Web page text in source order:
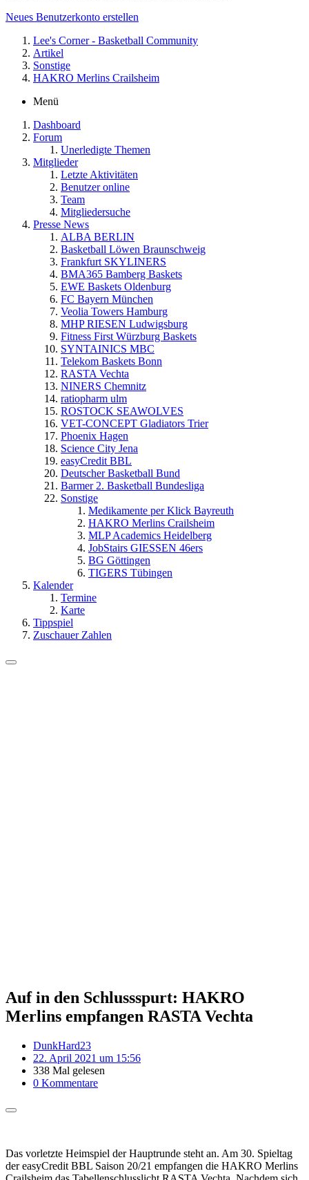
Neues Benutzerkonto erstellen
Lee's Corner - Basketball Community
Artikel
Sonstige
HAKRO Merlins Crailsheim
Menü
Dashboard
Forum
Unerledigte Themen
Mitglieder
Letzte Aktivitäten
Benutzer online
Team
Mitgliedersuche
Presse News
ALBA BERLIN
Basketball Löwen Braunschweig
Frankfurt SKYLINERS
BMA365 Bamberg Baskets
EWE Baskets Oldenburg
FC Bayern München
Veolia Towers Hamburg
MHP RIESEN Ludwigsburg
Fitness First Würzburg Baskets
SYNTAINICS MBC
Telekom Baskets Bonn
RASTA Vechta
NINERS Chemnitz
ratiopharm ulm
ROSTOCK SEAWOLVES
VET-CONCEPT Gladiators Trier
Phoenix Hagen
Science City Jena
easyCredit BBL
Deutscher Basketball Bund
Barmer 2. Basketball Bundesliga
Sonstige
Medikamente per Klick Bayreuth
HAKRO Merlins Crailsheim
MLP Academics Heidelberg
JobStairs GIESSEN 46ers
BG Göttingen
TIGERS Tübingen
Kalender
Termine
Karte
Tippspiel
Zuschauer Zahlen
Auf in den Schlussspurt: HAKRO
Merlins empfangen RASTA Vechta
DunkHard23
22. April 2021 um 15:56
338 Mal gelesen
0 Kommentare
Das vorletzte Heimspiel der Hauptrunde steht an. Am 30. Spieltag
der easyCredit BBL Saison 20/21 empfangen die HAKRO Merlins